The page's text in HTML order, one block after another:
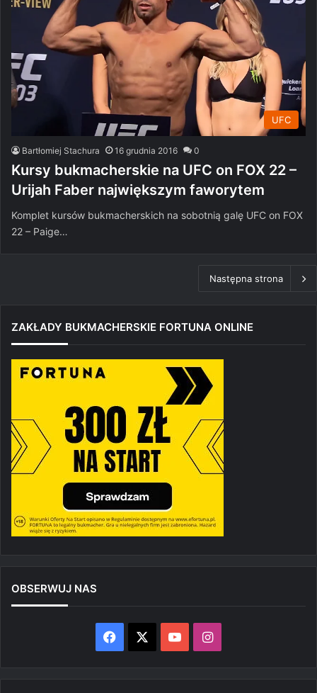
UFC
Bartłomiej Stachura 16 grudnia 2016 0
Kursy bukmacherskie na UFC on FOX 22 –
Urijah Faber największym faworytem
Komplet kursów bukmacherskich na sobotnią galę UFC on FOX
22 – Paige…
Następna strona
ZAKŁADY BUKMACHERSKIE FORTUNA ONLINE
OBSERWUJ NAS
Facebook YouTubeInstagram